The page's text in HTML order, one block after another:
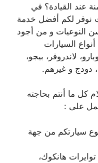
عند القيادة؟ في
نوفر لكم أفضل خدمة
النوعيات و من أجود
السيارات
لاندروفر، بيجو،
دودج و غيرهم.
كل ما أنتم بحاجته
على :
سيارتكم من جهة
هانكوك،